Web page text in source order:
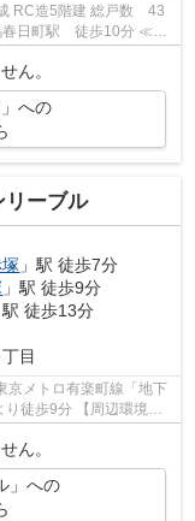
ん。
への
リーブル
」駅 徒歩7分
」駅 徒歩9分
駅 徒歩13分
丁目
周辺環境】
ん。
」への